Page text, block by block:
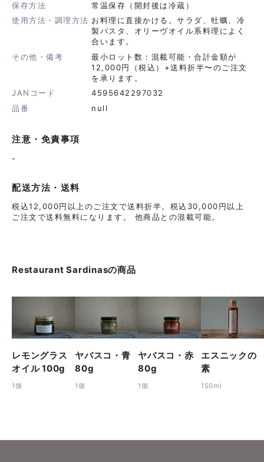
保存方法
常温保存（開封後は冷蔵）
使用方法・調理方法 お料理に直接かける。サラダ、牡蠣、冷
製パスタ、オリーヴオイル系料理によく
合います。
その他・備考
最小ロット数：混載可能・合計金額が
12,000円（税込）+送料折半〜のご注文
を承ります。
JANコード
4595642297032
品番
null
注意・免責事項
-
配送方法・送料
税込12,000円以上のご注文で送料折半。税込30,000円以上
ご注文で送料無料になります。 他商品との混載可能。
Restaurant Sardinasの商品
レモングラス
オイル 100g
1個
ヤバスコ・青
80g
1個
ヤバスコ・赤
80g
1個
エスニックの
素
150ml